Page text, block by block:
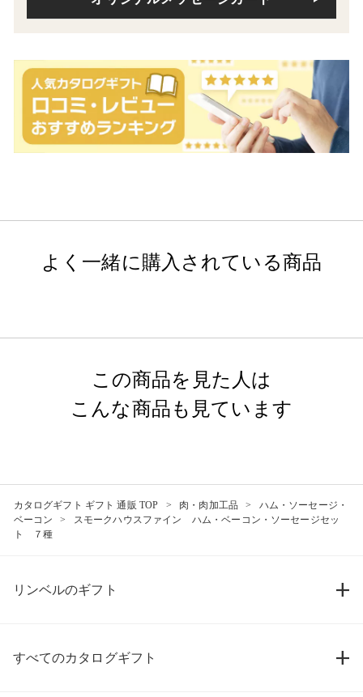
よく一緒に購入されている商品
この商品を見た人は
こんな商品も見ています
カタログギフト ギフト 通販 TOP 肉・肉加工品
ハム・ソーセージ・
ベーコン
スモークハウスファイン ハム・ベーコン・ソーセージセッ
ト ７種
リンベルのギフト
すべてのカタログギフト